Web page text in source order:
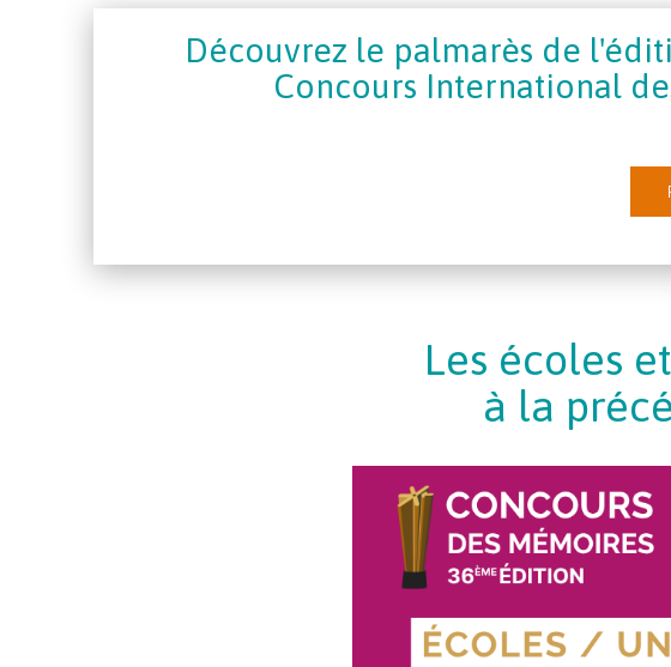
Découvrez le palmarès de
Concours International
Les écoles
à la